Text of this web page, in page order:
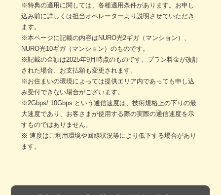
※特典の適用に関しては、各種適用条件があります。お申し
込み前に詳しくは担当オペレーターより説明させていただき
ます。
※本ページに記載の内容はNURO光2ギガ（マンション）、
NURO光10ギガ（マンション）のものです。
※記載の金額は2025年9月時点のものです。プラン料金が改訂
された場合、お支払額も変更されます。
※お住まいの環境によっては提供エリア内であっても申し込
み受付できない場合がございます。
※2Gbps/ 10Gbps という通信速度は、技術規格上の下りの最
大速度であり、お客さまが使用する際の実際の通信速度を示
すものではありません。
※ 速度はご利用環境や回線状況等により低下する場合があり
ます。